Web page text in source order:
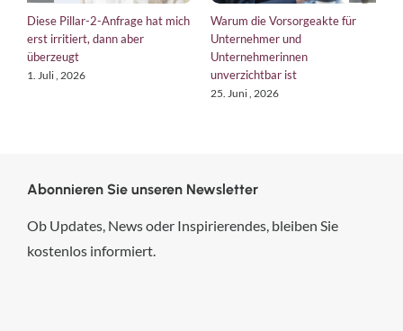
Diese Pillar-2-Anfrage hat mich
erst irritiert, dann aber
überzeugt
1. Juli , 2026
Warum die Vorsorgeakte für
Unternehmer und
Unternehmerinnen
unverzichtbar ist
25. Juni , 2026
Abonnieren Sie unseren Newsletter
Ob Updates, News oder Inspirierendes, bleiben Sie
kostenlos informiert.